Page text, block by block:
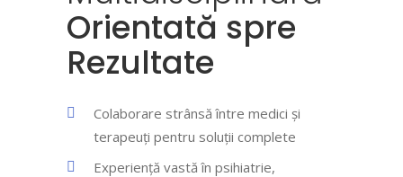
Orientată spre
Rezultate
Colaborare strânsă între medici și
terapeuți pentru soluții complete
Experiență vastă în psihiatrie,